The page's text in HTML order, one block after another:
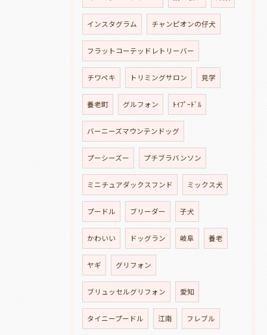
インスタグラム チャンピオンの仔犬
フラットコーテッドレトリーバー
チワペキ トリミングサロン 見学
養老町 グルフォン ﾄｲﾌﾟｰﾄﾞﾙ
バーニーズマウンテンドッグ
プーシーズー プチブラバンソン
ミニチュアダックスフンド ミックス犬
プードル ブリーダー 子犬
かわいい ドッグラン 岐阜 養老
ヤギ グリフォン
ブリュッセルグリフォン 愛知
タイニープードル 江南 フレブル